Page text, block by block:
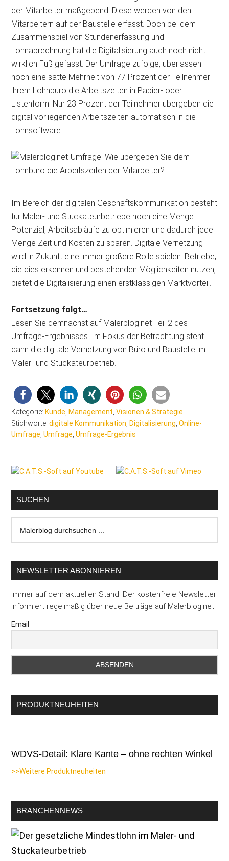
der Mitarbeiter maßgebend. Diese werden von den
Mitarbeitern auf der Baustelle erfasst. Doch bei dem
Zusammenspiel von Stundenerfassung und
Lohnabrechnung hat die Digitalisierung auch noch nicht
wirklich Fuß gefasst. Der Umfrage zufolge, überlassen
noch eine satte Mehrheit von 77 Prozent der Teilnehmer
ihrem Lohnbüro die Arbeitszeiten in Papier- oder
Listenform. Nur 23 Prozent der Teilnehmer übergeben die
digital vorliegenden Arbeitszeiten automatisch in die
Lohnsoftware.
Im Bereich der digitalen Geschäftskommunikation besteht
für Maler- und Stuckateurbetriebe noch eine Menge
Potenzial, Arbeitsabläufe zu optimieren und dadurch jede
Menge Zeit und Kosten zu sparen. Digitale Vernetzung
wird in Zukunft eine immer größere Rolle spielen. Betriebe,
die dies erkennen und bestehenden Möglichkeiten nutzen,
bietet die Digitalisierung einen erstklassigen Marktvorteil.
Fortsetzung folgt…
Lesen Sie demnächst auf Malerblog.net Teil 2 des
Umfrage-Ergebnisses. Im Fokus der Betrachtung steht
dann die digitale Vernetzung von Büro und Baustelle im
Maler- und Stuckateurbetrieb.
Kategorie: Kunde Management ,Visionen & Strategie
Stichworte:digitale Kommunikation Digitalisierung ,Online-
Umfrage ,Umfrage ,Umfrage-Ergebnis
Seitenspalte
SUCHEN
durchsuchen
NEWSLETTER ABONNIEREN
Immer auf dem aktuellen Stand. Der kostenfreie Newsletter
informiert regelmäßig über neue Beiträge auf Malerblog.net.
Email
PRODUKTNEUHEITEN
WDVS-Detail: Klare Kante – ohne rechten Winkel
>>Weitere Produktneuheiten
BRANCHENNEWS